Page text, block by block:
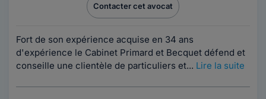
Contacter cet avocat
Fort de son expérience acquise en 34 ans
d'expérience le Cabinet Primard et Becquet défend et
conseille une clientèle de particuliers et... Lire la suite